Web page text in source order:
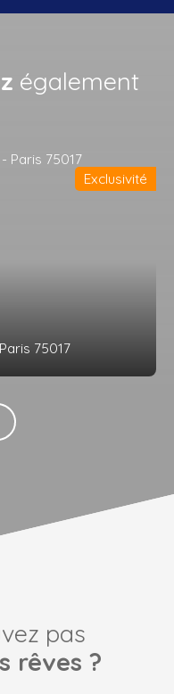
également
Paris 75017
Exclusivité
pas
rêves ?